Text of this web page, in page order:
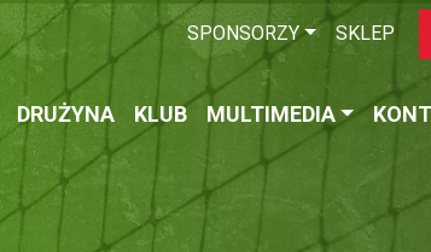
SPONSORZY SKLEP
DRUŻYNA KLUB MULTIMEDIA